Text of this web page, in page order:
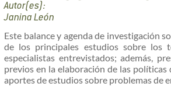
Autor(es):
Janina León
Este balance y agenda de investigación
de los principales estudios sobre los
especialistas entrevistados; además,
previos en la elaboración de las
aportes de estudios sobre problemas de